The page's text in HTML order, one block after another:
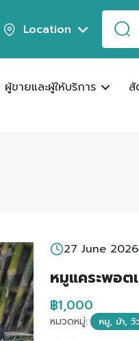
Location
ผู้ขายและผู้ให้บริการ สั
27 June 2026
หมูแคระพอต
฿1,000
หมวดหมู่: หมู, ม้า, วั